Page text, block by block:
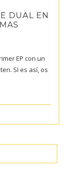
DUÄL EN
EP con un
SI es así, os